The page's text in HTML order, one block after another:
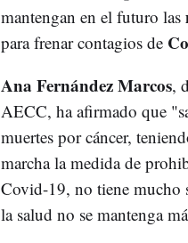
mantengan en el futuro las
para frenar contagios de
Ana Fernández Marcos,
AECC, ha afirmado que
muertes por cáncer,
marcha la medida de
Covid-19, no tiene mucho
la salud no se mantenga